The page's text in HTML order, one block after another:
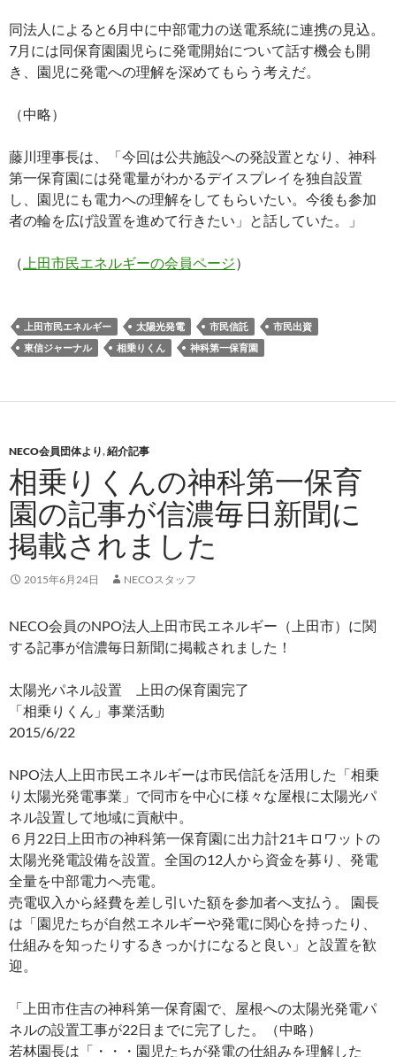
同法人によると6月中に中部電力の送電系統に連携の見込。
7月には同保育園園児らに発電開始について話す機会も開
き、園児に発電への理解を深めてもらう考えだ。
（中略）
藤川理事長は、「今回は公共施設への発設置となり、神科
第一保育園には発電量がわかるデイスプレイを独自設置
し、園児にも電力への理解をしてもらいたい。今後も参加
者の輪を広げ設置を進めて行きたい」と話していた。」
（ 上田市民エネルギーの会員ページ）
上田市民エネルギー 太陽光発電 市民信託
市民出資
東信ジャーナル
相乗りくん 神科第一保育園
NECO会員団体より,紹介記事
相乗りくんの神科第一保育
園の記事が信濃毎日新聞に
掲載されました
2015年6月24日 NECOスタッフ
NECO会員のNPO法人上田市民エネルギー（上田市）に関
する記事が信濃毎日新聞に掲載されました！
太陽光パネル設置 上田の保育園完了
「相乗りくん」事業活動
2015/6/22
NPO法人上田市民エネルギーは市民信託を活用した「相乗
り太陽光発電事業」で同市を中心に様々な屋根に太陽光パ
ネル設置して地域に貢献中。
６月22日上田市の神科第一保育園に出力計21キロワットの
太陽光発電設備を設置。全国の12人から資金を募り、発電
全量を中部電力へ売電。
売電収入から経費を差し引いた額を参加者へ支払う。 園長
は「園児たちが自然エネルギーや発電に関心を持ったり、
仕組みを知ったりするきっかけになると良い」と設置を歓
迎。
「上田市住吉の神科第一保育園で、屋根への太陽光発電パ
ネルの設置工事が22日までに完了した。（中略）
若林園長は「・・・園児たちが発電の仕組みを理解した